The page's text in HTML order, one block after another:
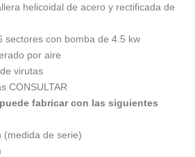
helicoidal de acero y rectificada de
sectores con bomba de 4.5 kw
por aire
virutas
CONSULTAR
fabricar con las siguientes
(medida de serie)